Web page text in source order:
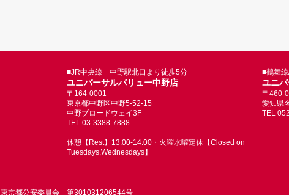
■JR中央線 中野駅北口より徒歩5分
ユニバーサルバリュー中野店
〒164-0001
東京都中野区中野5-52-15
中野ブロードウェイ3F
TEL 03-3388-7888
休憩【Rest】13:00-14:00・火曜水曜定休【Closed on
Tuesdays,Wednesdays】
■鶴舞
ユニ
〒460-
愛知県
TEL
東京都公安委員会 第301031206544号